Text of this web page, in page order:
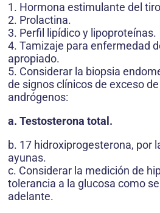
1. Hormona estimulante del
2. Prolactina.
3. Perfil lipídico y lipoproteínas.
4. Tamizaje para enfermedad
apropiado.
5. Considerar la biopsia
de signos clínicos de exceso
andrógenos:
a. Testosterona total.
b. 17 hidroxiprogesterona, por
ayunas.
c. Considerar la medición de
tolerancia a la glucosa como
adelante.